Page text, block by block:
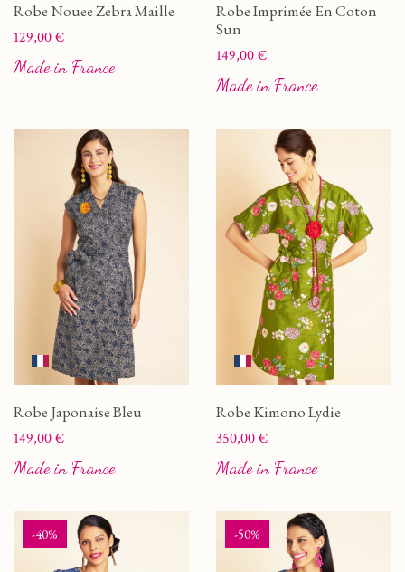
Robe Nouee Zebra Maille
Prix
129,00 €
Made in France
Robe Imprimée En Coton
Sun
Prix
149,00 €
Made in France
Robe Japonaise Bleu
Prix
149,00 €
Made in France
Robe Kimono Lydie
Prix
350,00 €
Made in France
-40% -50%